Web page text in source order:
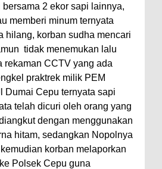
2 ekor sapi lainnya,
memberi minum ternyata
hilang, korban sudha mencari
tidak menemukan lalu
rekaman CCTV yang ada
praktrek milik PEM
Dumai Cepu ternyata sapi
telah dicuri oleh orang yang
dengan menggunakan
hitam, sedangkan Nopolnya
korban melaporkan
Polsek Cepu guna